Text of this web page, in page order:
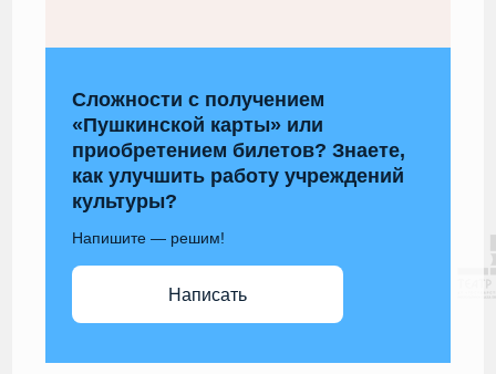
Сложности с получением
«Пушкинской карты» или
приобретением билетов? Знаете,
как улучшить работу учреждений
культуры?
Напишите — решим!
Написать